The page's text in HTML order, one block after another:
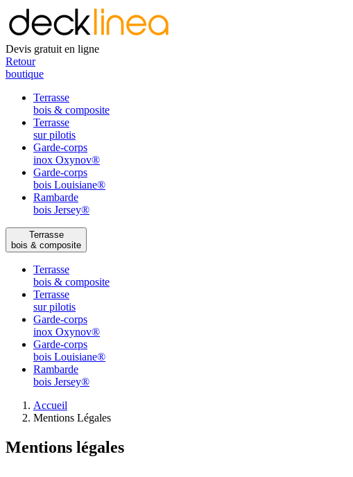
Devis gratuit en ligne
Retour
boutique
Terrasse
bois & composite
Terrasse
sur pilotis
Garde-corps
inox Oxynov®
Garde-corps
bois Louisiane®
Rambarde
bois Jersey®
Terrasse
bois & composite
Terrasse
bois & composite
Terrasse
sur pilotis
Garde-corps
inox Oxynov®
Garde-corps
bois Louisiane®
Rambarde
bois Jersey®
Accueil
Mentions Légales
Mentions légales